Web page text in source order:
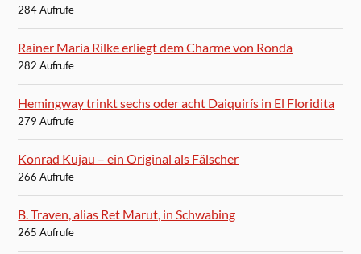
284 Aufrufe
Rainer Maria Rilke erliegt dem Charme von Ronda
282 Aufrufe
Hemingway trinkt sechs oder acht Daiquirís in El Floridita
279 Aufrufe
Konrad Kujau – ein Original als Fälscher
266 Aufrufe
B. Traven, alias Ret Marut, in Schwabing
265 Aufrufe